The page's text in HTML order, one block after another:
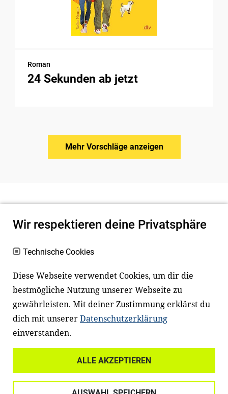
Roman
24 Sekunden ab jetzt
Mehr Vorschläge anzeigen
Newsletter
Facebook LinkedIn
Datenschutz
Wir respektieren deine Privatsphäre
Technische Cookies
Diese Webseite verwendet Cookies, um dir die
bestmögliche Nutzung unserer Webseite zu
gewährleisten. Mit deiner Zustimmung erklärst du
dich mit unsererDatenschutzerklärung
einverstanden.
ALLE AKZEPTIEREN